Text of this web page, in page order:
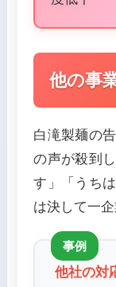
他の事
白滝製麺の
の声が殺到
す」「うち
は決して一
他社の対